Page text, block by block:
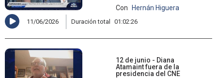
Con
Hernán Higuera
11/06/2026 Duración total 01:02:26
12 de junio - Diana
Atamaint fuera de la
presidencia del CNE